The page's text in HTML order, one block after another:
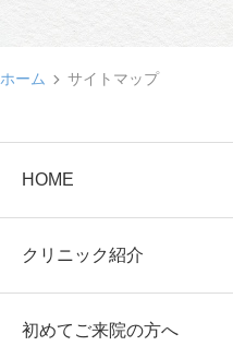
ホーム サイトマップ
HOME
クリニック紹介
初めてご来院の方へ